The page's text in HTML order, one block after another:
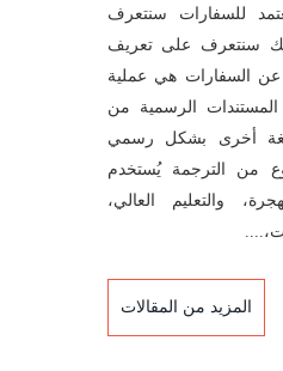
للسفارات سنتعرف
سنتعرف على تعريف
عن السفارات هي عملية
المستندات الرسمية من
أخرى بشكل رسمي
من الترجمة يُستخدم
والتعليم العالي،
المزيد من المقالات